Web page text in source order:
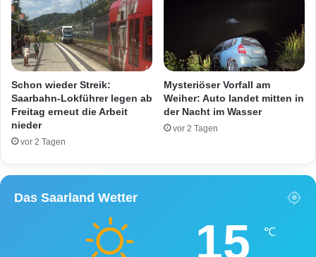
f
d
e
r
A
6
Schon wieder Streik:
Saarbahn-Lokführer legen ab
Freitag erneut die Arbeit
nieder
vor 2 Tagen
Mysteriöser Vorfall am
Weiher: Auto landet mitten in
der Nacht im Wasser
vor 2 Tagen
Das Saarland Wetter
15 ℃